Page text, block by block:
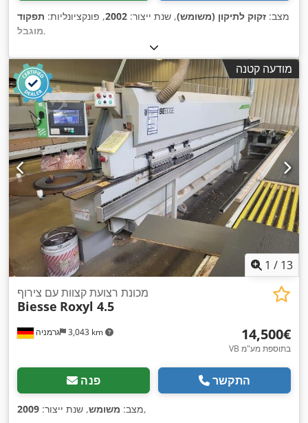
מצב: זקוק לתיקון (משומש), שנת ייצור: 2002, פונקציונליות: תפקוד
מוגבל,
מודעה קטנה
1 / 13
גרמניה 3,043 km
מכונת רצועת קצוות עם צירוף
Biesse Roxyl 4.5
‏14,500 ‏€
VB בתוספת מע"מ
פנה התקשר
מצב: משומש, שנת ייצור: 2009 ,